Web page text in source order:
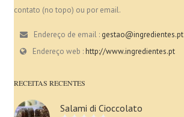
contato (no topo) ou por email.
Endereço de email : gestao@ingredientes.pt
Endereço web :http://www.ingredientes.pt
RECEITAS RECENTES
Salami di Cioccolato